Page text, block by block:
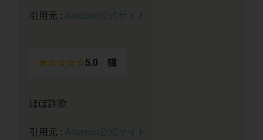
引用元 : Amazon公式サイト
★☆☆☆☆5.0 猫
ほぼ詐欺
引用元 : Amazon公式サイト